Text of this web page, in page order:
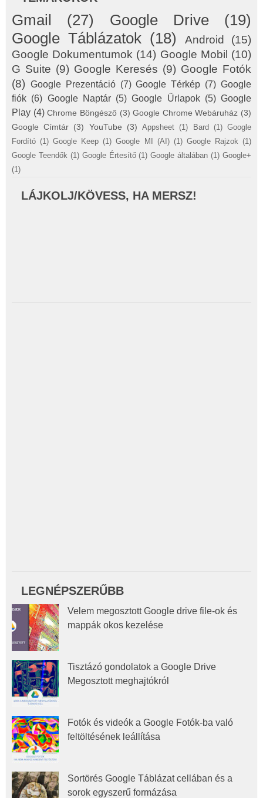
Gmail (27) Google Drive
(19)
Google Táblázatok (18) Android
(15)
Google Dokumentumok (14) Google Mobil (10)
G Suite (9) Google Keresés (9) Google Fotók
(8) Google Prezentáció (7) Google Térkép (7) Google
fiók (6) Google Naptár (5) Google Űrlapok (5) Google
Play (4) Chrome Böngésző (3) Google Chrome Webáruház (3)
Google Címtár (3) YouTube (3) Appsheet (1) Bard (1) Google
Fordító (1) Google Keep (1) Google MI (AI) (1) Google Rajzok (1)
Google Teendők (1) Google Értesítő (1) Google általában (1) Google+
(1)
LÁJKOLJ/KÖVESS, HA MERSZ!
LEGNÉPSZERŰBB
Velem megosztott Google drive file-ok és
mappák okos kezelése
Tisztázó gondolatok a Google Drive
Megosztott meghajtókról
Fotók és videók a Google Fotók-ba való
feltöltésének leállítása
Sortörés Google Táblázat cellában és a
sorok egyszerű formázása